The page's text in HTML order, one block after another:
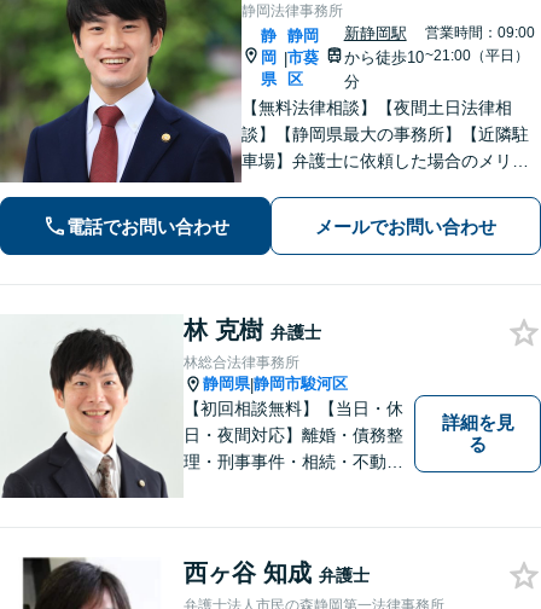
静岡法律事務所
静
岡
県
|
静岡
市葵
区
新静岡駅
から徒歩10
分
営業時間：09:00
~21:00（平日）
【無料法律相談】【夜間土日法律相
談】【静岡県最大の事務所】【近隣駐
車場】弁護士に依頼した場合のメリッ
電話でお問い合わせ メールでお問い合わせ
林 克樹 弁護士
林総合法律事務所
静岡県|静岡市駿河区
【初回相談無料】【当日・休
日・夜間対応】離婚・債務整
理・刑事事件・相続・不動産
す。法人・個人事業主の事業
再建・債務整理の問題解決に
詳細を見
る
西ヶ谷 知成 弁護士
弁護士法人市民の森静岡第一法律事務所